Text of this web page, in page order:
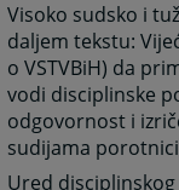
Visoko sudsko i
daljem tekstu:
o VSTVBiH) da
vodi disciplinske
odgovornost i
sudijama
Ured